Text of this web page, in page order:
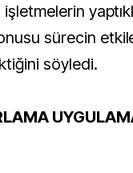
sürecin
söyledi.